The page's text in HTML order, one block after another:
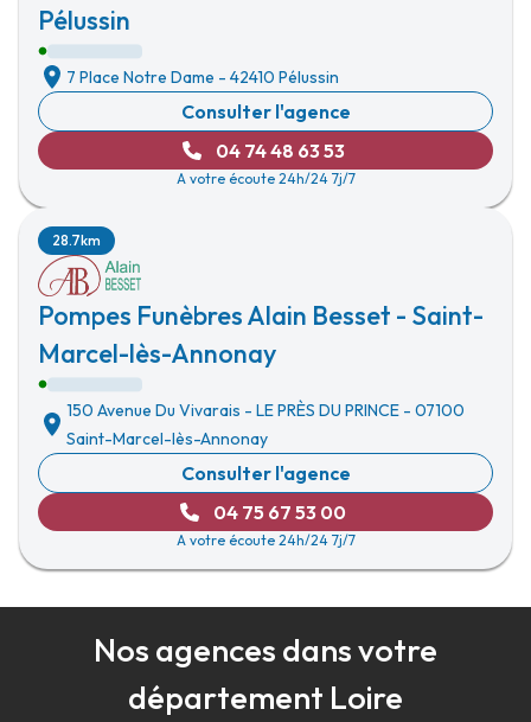
Pélussin
7 Place Notre Dame - 42410 Pélussin
Consulter l'agence
04 74 48 63 53
A votre écoute 24h/24 7j/7
Pompes Funèbres Alain Besset - Saint-
Marcel-lès-Annonay
28.7km
150 Avenue Du Vivarais - LE PRÈS DU PRINCE - 07100
Saint-Marcel-lès-Annonay
Consulter l'agence
04 75 67 53 00
A votre écoute 24h/24 7j/7
Nos agences dans votre
département Loire